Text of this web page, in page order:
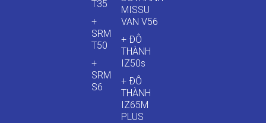
T35
+
SRM
T50
+
SRM
S6
MISSU
VAN V56
+ ĐÔ
THÀNH
IZ50s
+ ĐÔ
THÀNH
IZ65M
PLUS